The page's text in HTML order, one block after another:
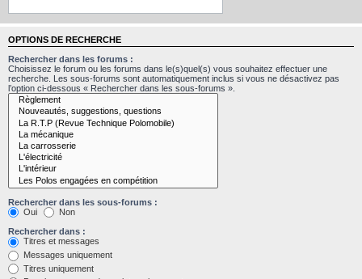
OPTIONS DE RECHERCHE
Rechercher dans les forums :
Choisissez le forum ou les forums dans le(s)quel(s) vous souhaitez effectuer une
recherche. Les sous-forums sont automatiquement inclus si vous ne désactivez pas
l’option ci-dessous « Rechercher dans les sous-forums ».
Rechercher dans les sous-forums :
Oui
Non
Rechercher dans :
Titres et messages
Messages uniquement
Titres uniquement